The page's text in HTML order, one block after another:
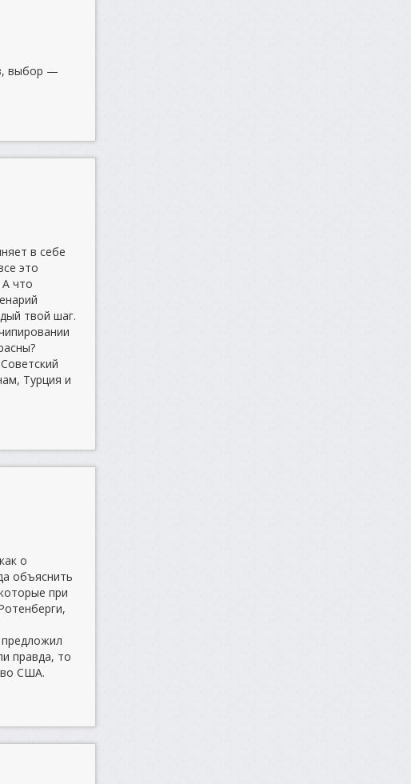
выбор —
в себе
это
А что
твой шаг.
Турция и
о
объяснить
при
правда, то
США.